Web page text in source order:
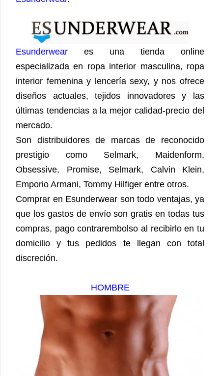
Esunderwear es una tienda online
especializada en ropa interior masculina, ropa
interior femenina y lencería sexy, y nos ofrece
diseños actuales, tejidos innovadores y las
últimas tendencias a la mejor calidad-precio del
mercado.
Son distribuidores de marcas de reconocido
prestigio como Selmark, Maidenform,
Obsessive, Promise, Selmark, Calvin Klein,
Emporio Armani, Tommy Hilfiger entre otros.
Comprar en Esunderwear son todo ventajas, ya
que los gastos de envío son gratis en todas tus
compras, pago contrarembolso al recibirlo en tu
domicilio y tus pedidos te llegan con total
discreción.
HOMBRE